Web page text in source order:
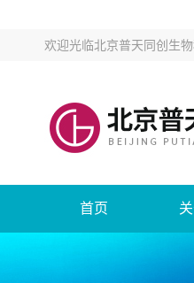
欢迎光临北京普天同创生
首页